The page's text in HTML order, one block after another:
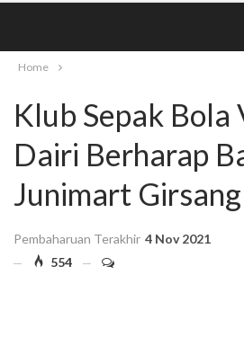
Home
Klub Sepak
Dairi Berharap
Junimart Girsang
Pembaharuan Terakhir 4 Nov 2021
554